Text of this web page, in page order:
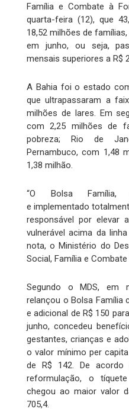
Família e Combate à
quarta-feira (12), que
18,52 milhões de
em junho, ou seja,
mensais superiores a R$
A Bahia foi o estado
que ultrapassaram a
milhões de lares. Em
com 2,25 milhões de
pobreza; Rio de
Pernambuco, com 1,48
1,38 milhão.
“O Bolsa Família,
e implementado
responsável por elevar
vulnerável acima da
nota, o Ministério do
Social, Família e Combate
Segundo o MDS, em
relançou o Bolsa Família
e adicional de R$ 150
junho, concedeu
gestantes, crianças e
o valor mínimo per
de R$ 142. De
reformulação, o
chegou ao maior valor
705,4.